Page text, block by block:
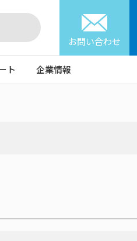
お問い合わせ
ト 企業情報